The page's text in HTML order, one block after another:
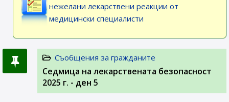
нежелани лекарствени реакции от
медицински специалисти
Съобщения за гражданите
Седмица на лекарствената безопасност
2025 г. - ден 5